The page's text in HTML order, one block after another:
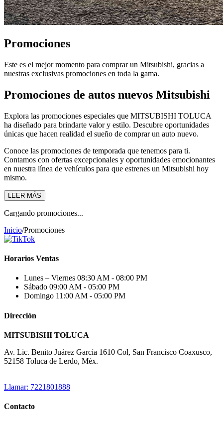
Promociones
Este es el mejor momento para comprar un Mitsubishi, gracias a
nuestras exclusivas promociones en toda la gama.
Promociones de autos nuevos Mitsubishi
Explora las promociones especiales que MITSUBISHI TOLUCA
ha diseñado para brindarte valor y estilo. Descubre oportunidades
únicas que hacen realidad el sueño de comprar un auto nuevo.
Conoce las promociones de temporada que tenemos para ti.
Contamos con ofertas excepcionales y oportunidades emocionantes
en nuestra línea de vehículos para que estrenes un Mitsubishi hoy
mismo.
LEER MÁS
Cargando promociones...
Inicio/Promociones
Horarios Ventas
Lunes – Viernes 08:30 AM - 08:00 PM
Sábado 09:00 AM - 05:00 PM
Domingo 11:00 AM - 05:00 PM
Dirección
MITSUBISHI TOLUCA
Av. Lic. Benito Juárez García 1610 Col, San Francisco Coaxusco,
52158 Toluca de Lerdo, Méx.
Llamar: 7221801888
Contacto